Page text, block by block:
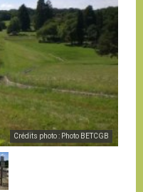
Crédits photo : Photo BETCGB